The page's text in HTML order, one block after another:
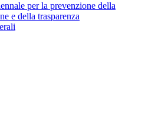
per la prevenzione della
e della trasparenza